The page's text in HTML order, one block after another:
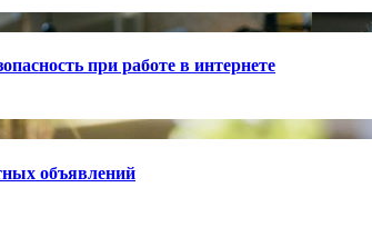
при работе в интернете
объявлений